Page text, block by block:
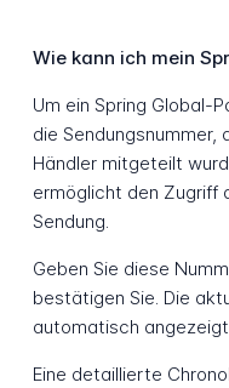
Wie kann ich mein
Um ein Spring Global-
die Sendungsnummer,
Händler mitgeteilt
ermöglicht den Zugriff
Sendung.
Geben Sie diese
bestätigen Sie. Die
automatisch
Eine detaillierte